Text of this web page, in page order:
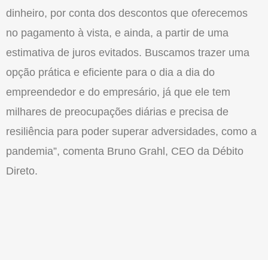
dinheiro, por conta dos descontos que oferecemos
no pagamento à vista, e ainda, a partir de uma
estimativa de juros evitados. Buscamos trazer uma
opção prática e eficiente para o dia a dia do
empreendedor e do empresário, já que ele tem
milhares de preocupações diárias e precisa de
resiliência para poder superar adversidades, como a
pandemia”, comenta Bruno Grahl, CEO da Débito
Direto.